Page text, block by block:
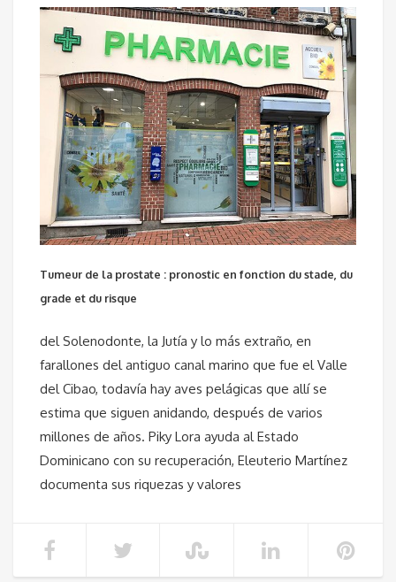
Tumeur de la prostate : pronostic en fonction du stade, du
grade et du risque
del Solenodonte, la Jutía y lo más extraño, en
farallones del antiguo canal marino que fue el Valle
del Cibao, todavía hay aves pelágicas que allí se
estima que siguen anidando, después de varios
millones de años. Piky Lora ayuda al Estado
Dominicano con su recuperación, Eleuterio Martínez
documenta sus riquezas y valores